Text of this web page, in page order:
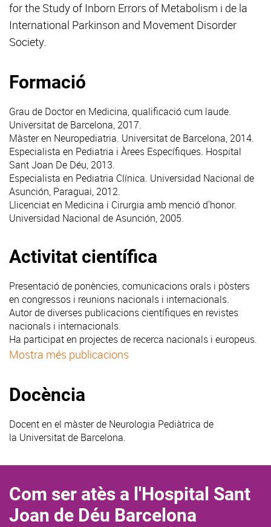
for the Study of Inborn Errors of Metabolism i de la
International Parkinson and Movement Disorder
Society.
Formació
Grau de Doctor en Medicina, qualificació cum laude.
Universitat de Barcelona, ​​2017.
Màster en Neuropediatria. Universitat de Barcelona, ​​2014.
Especialista en Pediatria i Àrees Específiques. Hospital
Sant Joan De Déu, 2013.
Especialista en Pediatria Clínica. Universidad Nacional de
Asunción, Paraguai, 2012.
Llicenciat en Medicina i Cirurgia amb menció d'honor.
Universidad Nacional de Asunción, 2005.
Activitat científica
Presentació de ponències, comunicacions orals i pòsters
en congressos i reunions nacionals i internacionals.
Autor de diverses publicacions científiques en revistes
nacionals i internacionals.
Ha participat en projectes de recerca nacionals i europeus.
Mostra més publicacions
Docència
Docent en el màster de Neurologia Pediàtrica de
la Universitat de Barcelona.
Com ser atès a l'Hospital Sant
Joan de Déu Barcelona